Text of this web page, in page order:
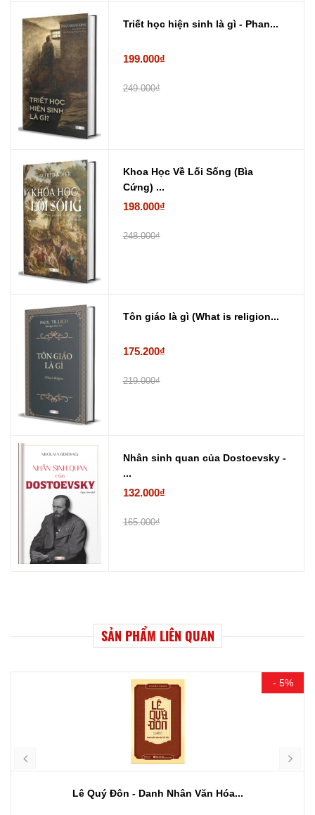
Triết học hiện sinh là gì - Phan...
199.000₫
249.000₫
Khoa Học Về Lối Sống (Bìa
Cứng) ...
198.000₫
248.000₫
Tôn giáo là gì (What is religion...
175.200₫
219.000₫
Nhân sinh quan của Dostoevsky -
...
132.000₫
165.000₫
SẢN PHẨM LIÊN QUAN
- 5%
Lê Quý Đôn - Danh Nhân Văn Hóa...